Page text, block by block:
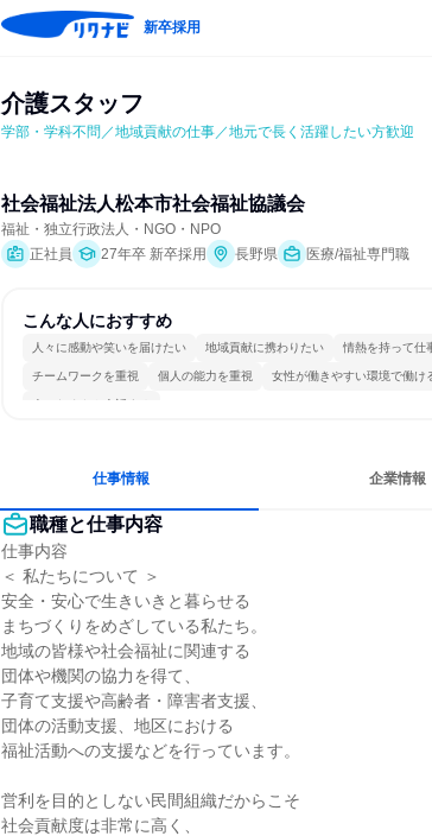
新卒採用
介護スタッフ
学部・学科不問／地域貢献の仕事／地元で長く活躍したい方歓迎
社会福祉法人松本市社会福祉協議会
福祉・独立行政法人・NGO・NPO
正社員
27年卒 新卒採用 長野県 医療/福祉専門職
こんな人におすすめ
人々に感動や笑いを届けたい 地域貢献に携わりたい 情熱を持って仕
チームワークを重視 個人の能力を重視 女性が働きやすい環境で働け
人とたくさん会話する
仕事情報 企業情報
職種と仕事内容
仕事内容
＜ 私たちについて ＞
安全・安心で生きいきと暮らせる
まちづくりをめざしている私たち。
地域の皆様や社会福祉に関連する
団体や機関の協力を得て、
子育て支援や高齢者・障害者支援、
団体の活動支援、地区における
福祉活動への支援などを行っています。
営利を目的としない民間組織だからこそ
社会貢献度は非常に高く、